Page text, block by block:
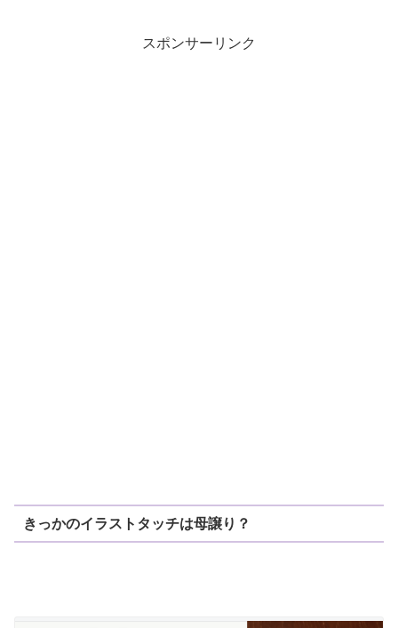
スポンサーリンク
きっかのイラストタッチは母譲り？